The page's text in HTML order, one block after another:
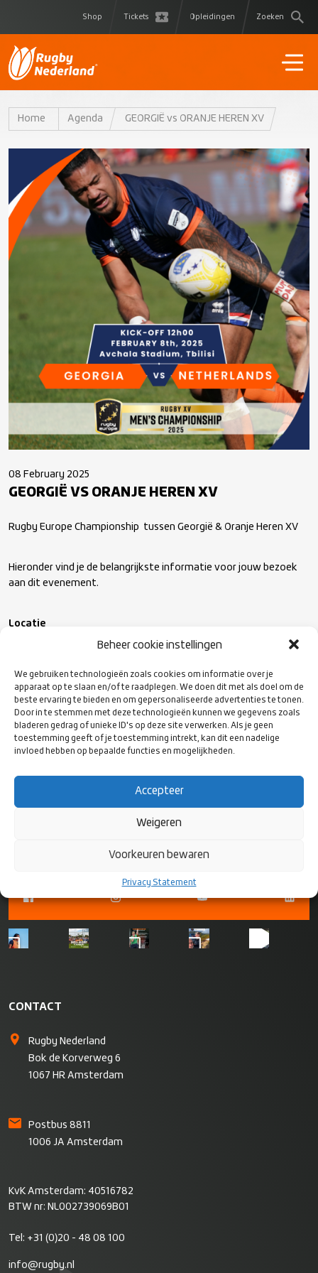
Beheer cookie instellingen
We gebruiken technologieën zoals cookies om informatie over je
apparaat op te slaan en/of te raadplegen. We doen dit met als doel om de
beste ervaring te bieden en om gepersonaliseerde advertenties te tonen.
Door in te stemmen met deze technologieën kunnen we gegevens zoals
bladeren gedrag of unieke ID's op deze site verwerken. Als je geen
toestemming geeft of je toestemming intrekt, kan dit een nadelige
invloed hebben op bepaalde functies en mogelijkheden.
Accepteer
Weigeren
Voorkeuren bewaren
Privacy Statement
Shop Tickets Opleidingen Zoeken
Home Agenda GEORGIË vs ORANJE HEREN XV
08 February 2025
GEORGIË VS ORANJE HEREN XV
Rugby Europe Championship tussen Georgië & Oranje Heren XV
Hieronder vind je de belangrijkste informatie voor jouw bezoek
aan dit evenement.
Locatie
Avchala Rugby Stadium, Tbilisi
Programma
12.00 uur: Kick-off Georgië – Nederland
OP SOCIAL
CONTACT
Rugby Nederland
Bok de Korverweg 6
1067 HR Amsterdam
Postbus 8811
1006 JA Amsterdam
KvK Amsterdam: 40516782
BTW nr: NL002739069B01
Tel: +31 (0)20 - 48 08 100
info@rugby.nl